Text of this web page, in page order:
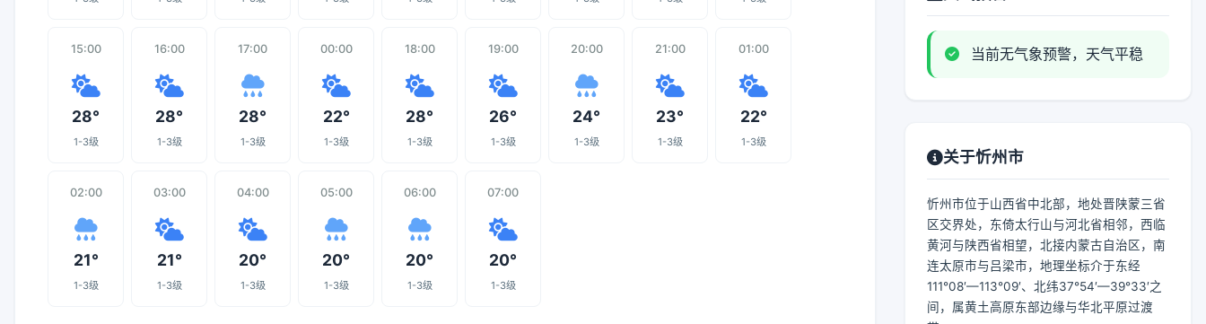
15:00
28°
1-3级
16:00
28°
1-3级
17:00
28°
1-3级
00:00
22°
1-3级
18:00
28°
1-3级
19:00
26°
1-3级
20:00
24°
1-3级
21:00
23°
1-3级
01:00
22°
1-3级
02:00
21°
1-3级
03:00
21°
1-3级
04:00
20°
1-3级
05:00
20°
1-3级
06:00
20°
1-3级
07:00
20°
1-3级
当前无气象预警，天气平稳
关于忻州市
忻州市位于山西省中北部，地处晋陕蒙三省
区交界处，东倚太行山与河北省相邻，西临
黄河与陕西省相望，北接内蒙古自治区，南
连太原市与吕梁市，地理坐标介于东经
111°08′—113°09′、北纬37°54′—39°33′之
间，属黄土高原东部边缘与华北平原过渡